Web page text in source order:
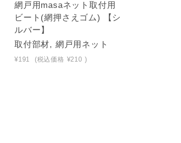
網戸用masaネット取付用
ビート(網押さえゴム) 【シ
ルバー】
取付部材, 網戸用ネット
¥191 (税込価格 ¥210 )